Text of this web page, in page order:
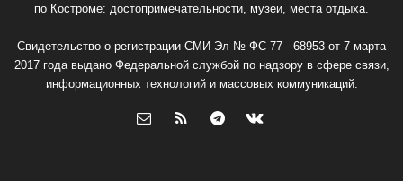
по Костроме: достопримечательности, музеи, места отдыха.
Свидетельство о регистрации СМИ Эл № ФС 77 - 68953 от 7 марта
2017 года выдано Федеральной службой по надзору в сфере связи,
информационных технологий и массовых коммуникаций.